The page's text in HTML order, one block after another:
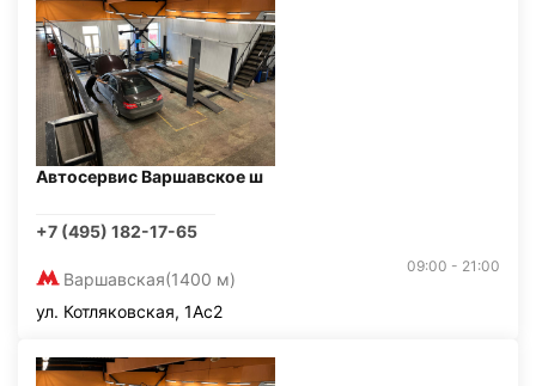
Автосервис Варшавское ш
+7 (495) 182-17-65
Варшавская(1400 м)
09:00 - 21:00
ул. Котляковская, 1Ас2